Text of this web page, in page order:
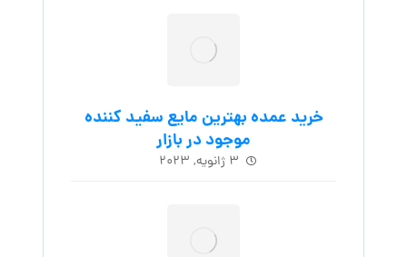
خرید عمده بهترین مایع سفید کننده
موجود در بازار
۳ ژانویه, ۲۰۲۳